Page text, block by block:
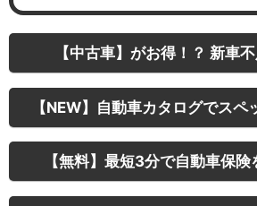
【中古車】がお得！？ 新車
【NEW】自動車カタログでスペ
【無料】最短3分で自動車保険